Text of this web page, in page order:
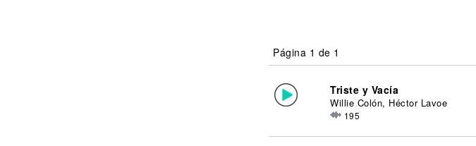
Página 1 de 1
Triste y Vacía
Willie Colón, Héctor Lavoe
195